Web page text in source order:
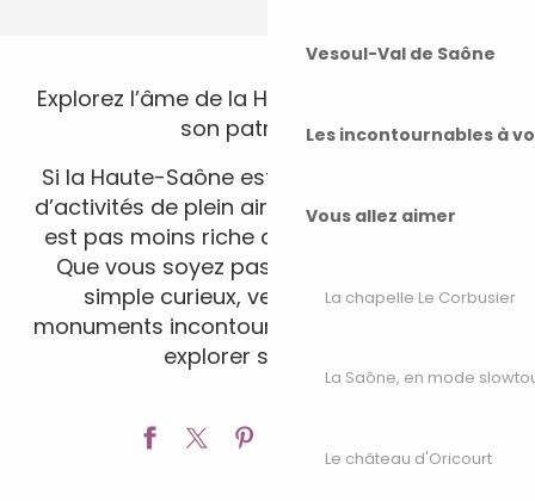
Vesoul-Val de Saône
Les incontournables à
Vous allez aimer
La chapelle Le Corbusier
La Saône, en mode
Le château d'Oricourt
Explorez l’âme de la Haute-Saône à travers
son patrimoine !
Si la Haute-Saône est avant tout une terre
d’activités de plein air et de nature, elle n’en
est pas moins riche d’un patrimoine varié.
Que vous soyez passionné d’histoire ou
simple curieux, venez découvrir les
monuments incontournables du territoire et
explorer son passé.